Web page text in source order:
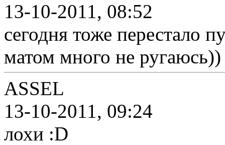
13-10-2011, 08:52
сегодня тоже перестало
матом много не ругаюсь))
ASSEL
13-10-2011, 09:24
лохи :D